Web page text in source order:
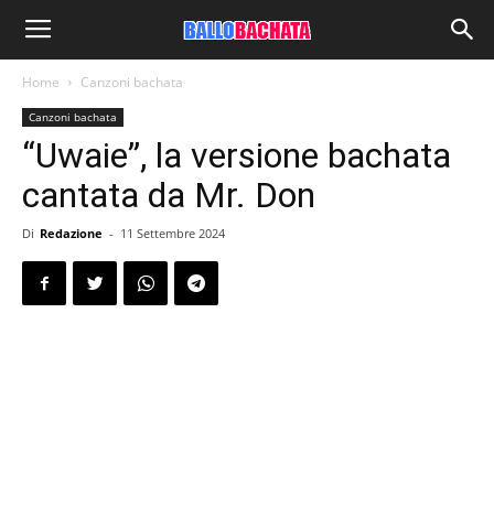
Home Canzoni bachata
Canzoni bachata
“Uwaie”, la versione bachata
cantata da Mr. Don
Di Redazione - 11 Settembre 2024